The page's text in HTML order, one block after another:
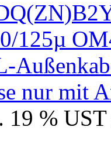
nur mit
19 %